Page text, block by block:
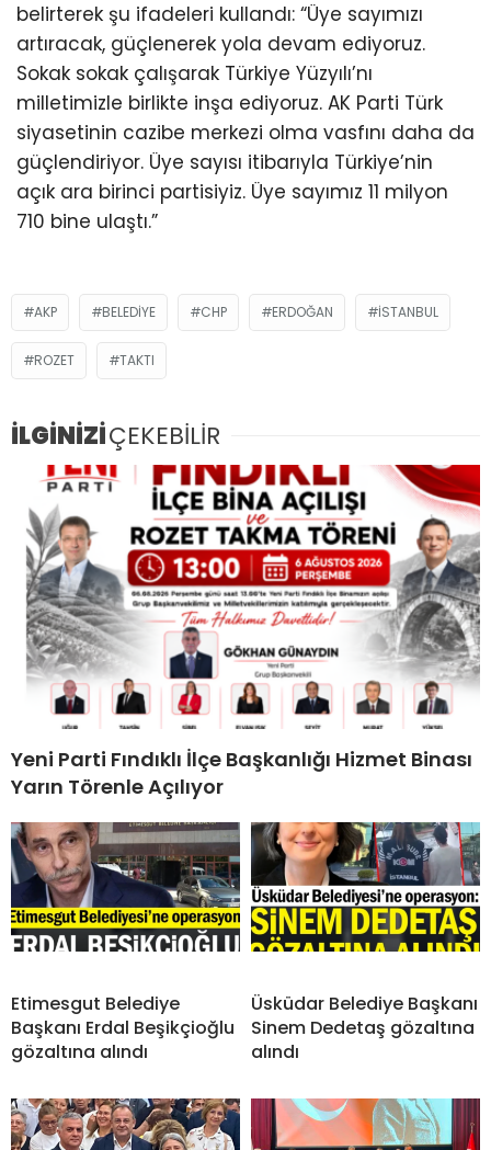
belirterek şu ifadeleri kullandı: “Üye sayımızı
artıracak, güçlenerek yola devam ediyoruz.
Sokak sokak çalışarak Türkiye Yüzyılı’nı
milletimizle birlikte inşa ediyoruz. AK Parti Türk
siyasetinin cazibe merkezi olma vasfını daha da
güçlendiriyor. Üye sayısı itibarıyla Türkiye’nin
açık ara birinci partisiyiz. Üye sayımız 11 milyon
710 bine ulaştı.”
AKP BELEDIYE CHP ERDOĞAN ISTANBUL
ROZET TAKTI
İLGİNİZİÇEKEBİLİR
Yeni Parti Fındıklı İlçe Başkanlığı Hizmet Binası
Yarın Törenle Açılıyor
Etimesgut Belediye
Başkanı Erdal Beşikçioğlu
gözaltına alındı
Üsküdar Belediye Başkanı
Sinem Dedetaş gözaltına
alındı